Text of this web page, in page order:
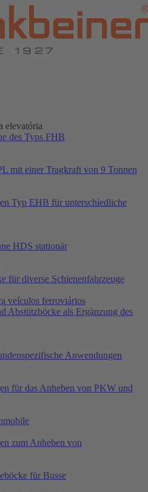
elevatória
veículos ferroviários